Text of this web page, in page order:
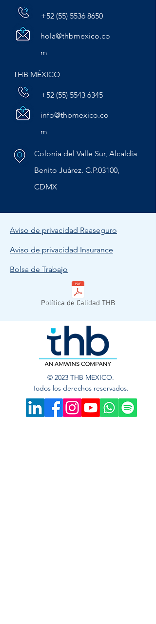
+52 (55) 5536 8650
hola@thbmexico.co
m
THB MÉXICO
+52 (55) 5543 6345
info@thbmexico.co
m
Colonia del Valle Sur, Alcaldía
Benito Juárez. C.P.03100,
CDMX
Aviso de privacidad Reaseguro
Aviso de privacidad Insurance
Bolsa de Trabajo
Política de Calidad THB
© 2023 THB MEXICO.
Todos los derechos reservados.